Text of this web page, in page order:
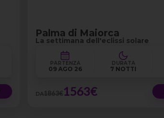
Palma di Maiorca
La settimana dell'eclissi solare
PARTENZA
09 AGO 26
DURATA
7 NOTTI
DA1863€1563€